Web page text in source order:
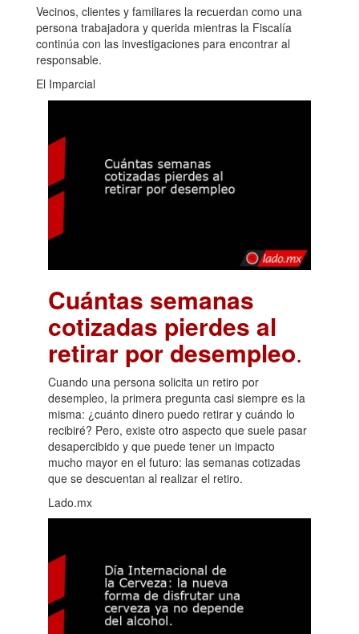
Vecinos, clientes y familiares la recuerdan como una
persona trabajadora y querida mientras la Fiscalía
continúa con las investigaciones para encontrar al
responsable.
El Imparcial
Cuántas semanas
cotizadas pierdes al
retirar por desempleo.
Cuando una persona solicita un retiro por
desempleo, la primera pregunta casi siempre es la
misma: ¿cuánto dinero puedo retirar y cuándo lo
recibiré? Pero, existe otro aspecto que suele pasar
desapercibido y que puede tener un impacto
mucho mayor en el futuro: las semanas cotizadas
que se descuentan al realizar el retiro.
Lado.mx